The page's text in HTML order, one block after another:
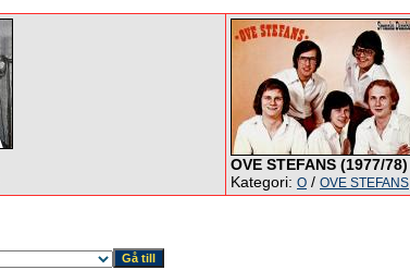
OVE STEFANS (1977/78)
Kategori: O / OVE STEFANS